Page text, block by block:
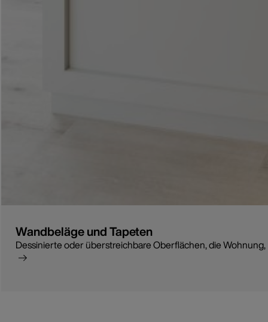
Wandbeläge und Tapeten
Dessinierte oder überstreichbare Oberflächen, die